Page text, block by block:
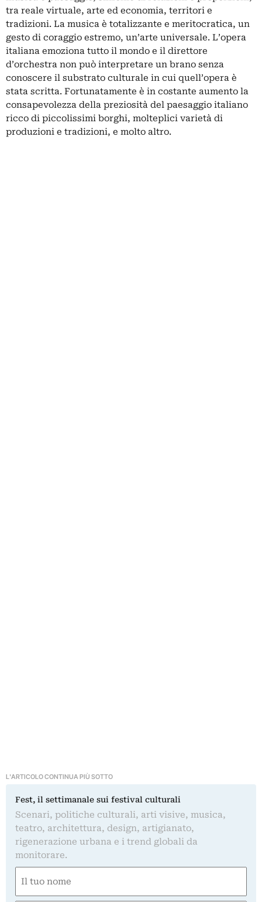
tra reale virtuale, arte ed economia, territori e
tradizioni. La musica è totalizzante e meritocratica, un
gesto di coraggio estremo, un’arte universale. L’opera
italiana emoziona tutto il mondo e il direttore
d’orchestra non può interpretare un brano senza
conoscere il substrato culturale in cui quell’opera è
stata scritta. Fortunatamente è in costante aumento la
consapevolezza della preziosità del paesaggio italiano
ricco di piccolissimi borghi, molteplici varietà di
produzioni e tradizioni, e molto altro.
L'ARTICOLO CONTINUA PIÙ SOTTO
Fest, il settimanale sui festival culturali
Scenari, politiche culturali, arti visive, musica,
teatro, architettura, design, artigianato,
rigenerazione urbana e i trend globali da
monitorare.
(Obbligatorio)